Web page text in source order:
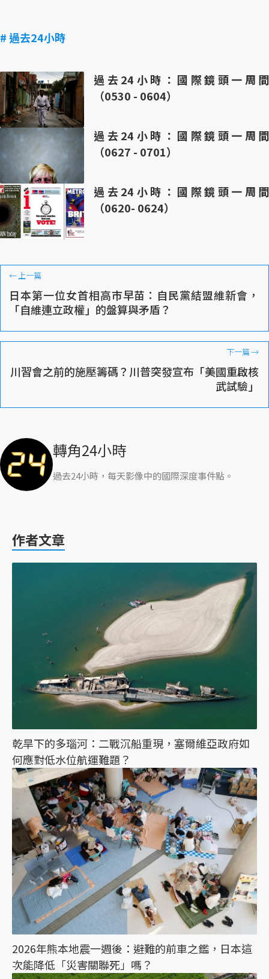
# 過去24小時
過去24小時：國際鏡頭一周間
（0530 - 0604）
過去24小時：國際鏡頭一周間
（0627 - 0701）
過去24小時：國際鏡頭一周間
（0620- 0624）
←上一篇
日本第一位女首相高市早苗：自民黨結盟維新會，
「自維連立政權」的盤算與矛盾？
下一篇→
川習會之前的施壓籌碼？川普突發宣布「美國重啟核
武試驗」
轉角24小時
過去24小時，每天影像中的國際深度事件點。
作者文章
乾旱下的多瑙河：二戰沉船重現，塞爾維亞政府如
何應對低水位航運難題？
2026年熊本地震一週後：避難的前車之鑑，日本這
次能降低「災害關聯死」嗎？